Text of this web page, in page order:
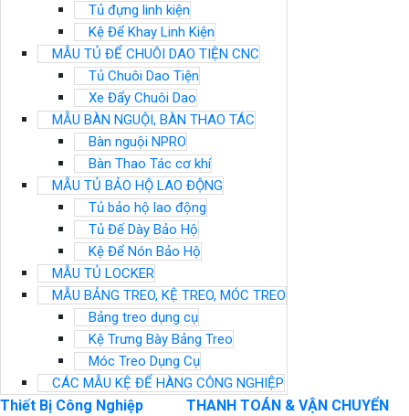
Tủ đựng linh kiện
Kệ Để Khay Linh Kiện
MẪU TỦ ĐỂ CHUÔI DAO TIỆN CNC
Tủ Chuôi Dao Tiện
Xe Đẩy Chuôi Dao
MẪU BÀN NGUỘI, BÀN THAO TÁC
Bàn nguội NPRO
Bàn Thao Tác cơ khí
MẪU TỦ BẢO HỘ LAO ĐỘNG
Tủ bảo hộ lao động
Tủ Đế Dày Bảo Hộ
Kệ Để Nón Bảo Hộ
MẪU TỦ LOCKER
MẪU BẢNG TREO, KỆ TREO, MÓC TREO
Bảng treo dụng cụ
Kệ Trưng Bày Bảng Treo
Móc Treo Dụng Cụ
CÁC MẪU KỆ ĐỂ HÀNG CÔNG NGHIỆP
Thiết Bị Công Nghiệp THANH TOÁN & VẬN CHUYỂN